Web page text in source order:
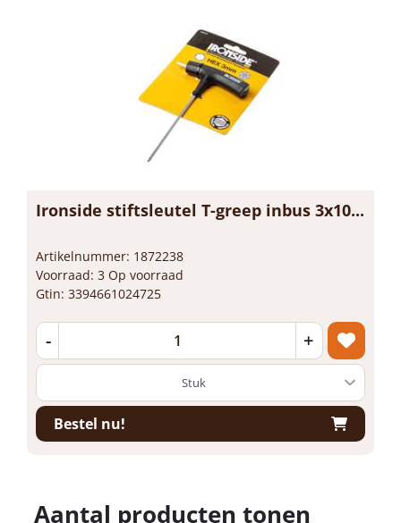
Ironside stiftsleutel T-greep inbus 3x10...
Artikelnummer: 1872238
Voorraad: 3 Op voorraad
Gtin: 3394661024725
- +
Bestel nu!
Aantal producten tonen